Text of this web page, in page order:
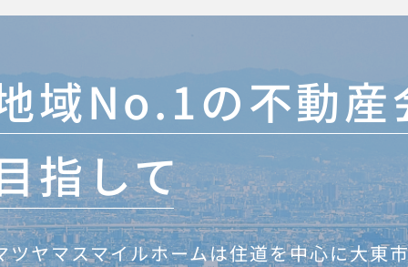
域No.1の不動産
指して
ツヤマスマイルホームは住道を中心に大東